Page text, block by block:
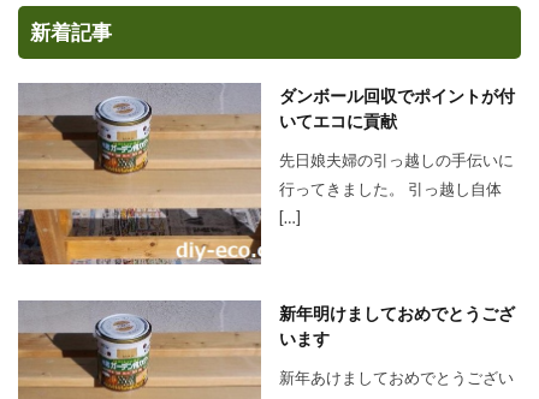
新着記事
ダンボール回収でポイントが付
いてエコに貢献
先日娘夫婦の引っ越しの手伝いに
行ってきました。 引っ越し自体
[…]
新年明けましておめでとうござ
います
新年あけましておめでとうござい